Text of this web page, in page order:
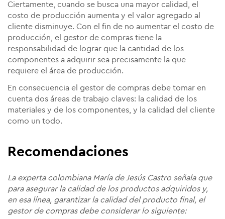
Ciertamente, cuando se busca una mayor calidad, el
costo de producción aumenta y el valor agregado al
cliente disminuye. Con el fin de no aumentar el costo de
producción, el gestor de compras tiene la
responsabilidad de lograr que la cantidad de los
componentes a adquirir sea precisamente la que
requiere el área de producción.
En consecuencia el gestor de compras debe tomar en
cuenta dos áreas de trabajo claves: la calidad de los
materiales y de los componentes, y la calidad del cliente
como un todo.
Recomendaciones
La experta colombiana María de Jesús Castro señala que
para asegurar la calidad de los productos adquiridos y,
en esa línea, garantizar la calidad del producto final, el
gestor de compras debe considerar lo siguiente: